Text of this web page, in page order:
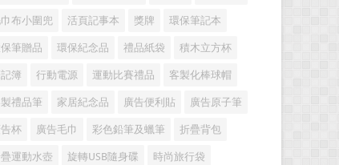
布小圍兜 活頁記事本 獎牌 環保筆記本
筆贈品 環保紀念品 禮品紙袋 積木立方杯
簿 行動電源 運動比賽禮品 客製化棒球帽
禮品筆 家居紀念品 廣告便利貼 廣告原子筆
杯 廣告毛巾 彩色鉛筆及蠟筆 折疊背包
運動水壺 旋轉USB隨身碟 時尚旅行袋